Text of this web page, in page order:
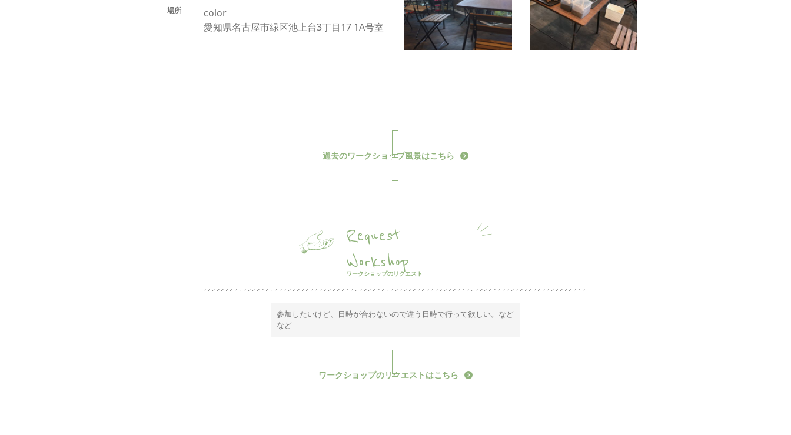
場所
color
愛知県名古屋市緑区池上台3丁目17 1A号室
過去のワークショップ風景はこちら
Request
Workshop
ワークショップのリクエスト
参加したいけど、日時が合わないので違う日時で行って欲しい。など
など
ワークショップのリクエストはこちら